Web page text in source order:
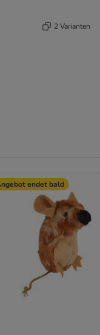
2 Varianten
endet bald